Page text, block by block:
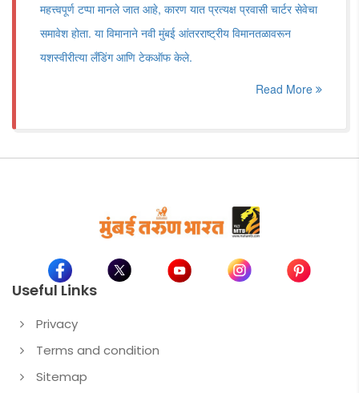
महत्त्वपूर्ण टप्पा मानले जात आहे, कारण यात प्रत्यक्ष प्रवासी चार्टर सेवेचा
समावेश होता. या विमानाने नवी मुंबई आंतरराष्ट्रीय विमानतळावरून
यशस्वीरीत्या लँडिंग आणि टेकऑफ केले.
Read More
Useful Links
Privacy
Terms and condition
Sitemap